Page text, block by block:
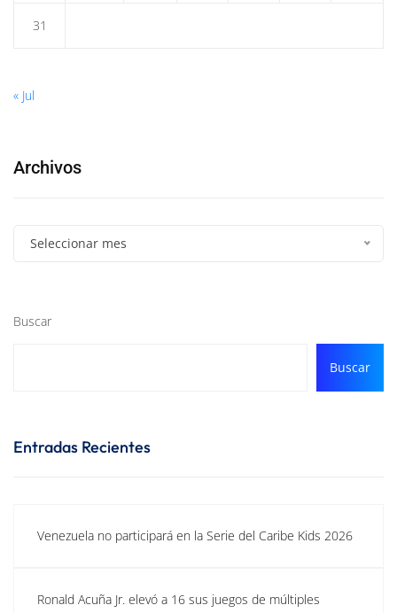
31
« Jul
Archivos
Seleccionar mes
Buscar
Buscar
Entradas Recientes
Venezuela no participará en la Serie del Caribe Kids 2026
Ronald Acuña Jr. elevó a 16 sus juegos de múltiples